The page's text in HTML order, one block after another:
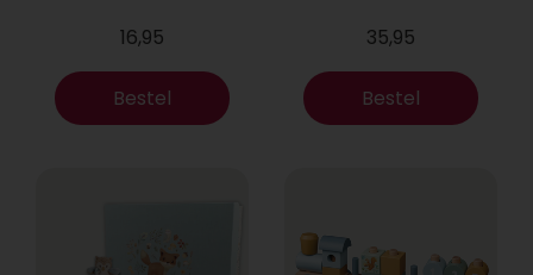
16,95
Bestel
35,95
Bestel